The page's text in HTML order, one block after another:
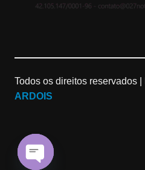
Todos os direitos reservados |
ARDOIS
O